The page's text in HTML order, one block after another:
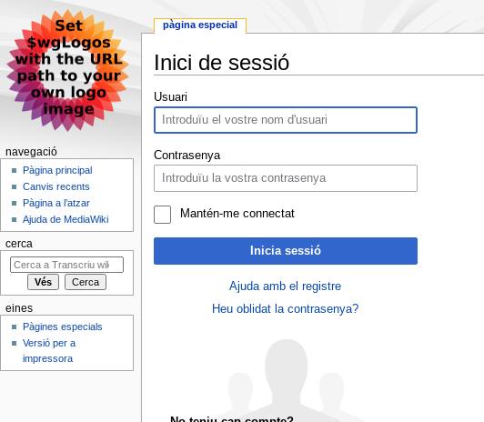
Inici de sessió
Jump
navigation
Jump
search
Usuari
Contrasenya
Mantén-me connectat
Inicia sessió
Ajuda amb el registre
Heu oblidat la contrasenya?
pàgina especial
navegació
Pàgina principal
Canvis recents
Pàgina a l’atzar
Ajuda de MediaWiki
cerca
eines
Pàgines especials
Versió per a
impressora